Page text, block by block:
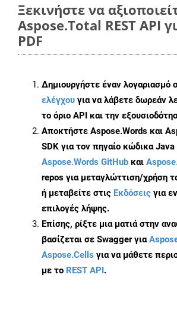
Ξεκινήστε να
Aspose.Total REST API
PDF
Δημιουργήστε έναν λογαριασμό
ελέγχου για να λάβετε δωρεάν
το όριο API και την
Αποκτήστε Aspose.Words και
SDK για τον πηγαίο κώδικα
Aspose.Words GitHub και
repos για μεταγλώττιση/χρήση
ή μεταβείτε στις Εκδόσεις για
επιλογές λήψης.
Επίσης, ρίξτε μια ματιά στην
βασίζεται σε Swagger για
Aspose.Cells για να μάθετε
με το REST API.